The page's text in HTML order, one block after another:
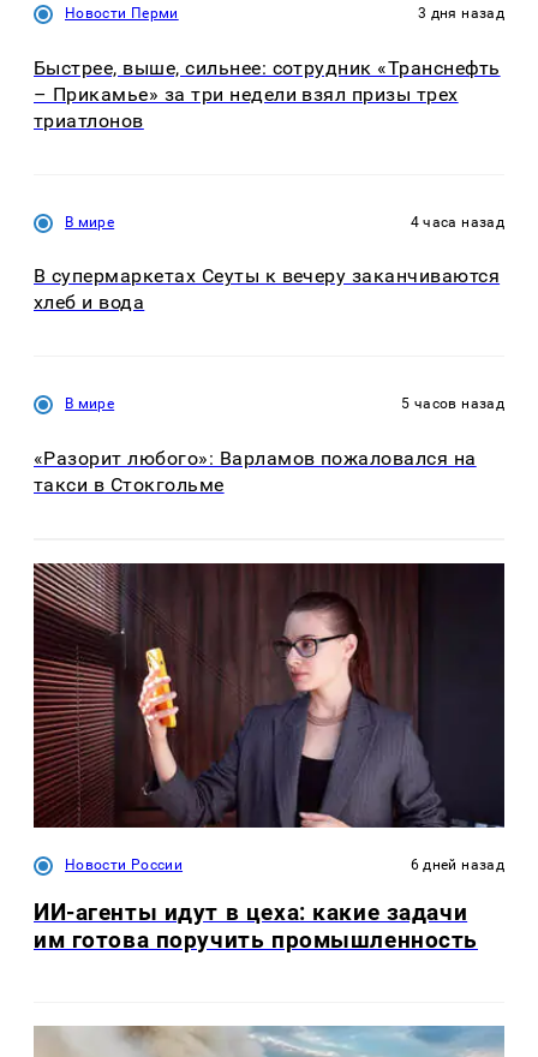
Новости Перми 3 дня назад
Быстрее, выше, сильнее: сотрудник «Транснефть
– Прикамье» за три недели взял призы трех
триатлонов
В мире 4 часа назад
В супермаркетах Сеуты к вечеру заканчиваются
хлеб и вода
В мире 5 часов назад
«Разорит любого»: Варламов пожаловался на
такси в Стокгольме
Новости России 6 дней назад
ИИ-агенты идут в цеха: какие задачи
им готова поручить промышленность